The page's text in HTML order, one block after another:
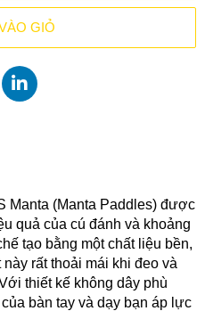
GIỎ
Manta (Manta Paddles) được
quả của cú đánh và khoảng
tạo bằng một chất liệu bền,
rất thoải mái khi đeo và
thiết kế không dây phù
bàn tay và dạy bạn áp lực